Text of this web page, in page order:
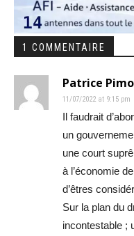
1 COMMENTAIRE
Patrice
11/07/2022 at 9:15 pm
Il faudrait
un
une court
à l’économie
d’êtres
Sur la plan du
incontestable ;